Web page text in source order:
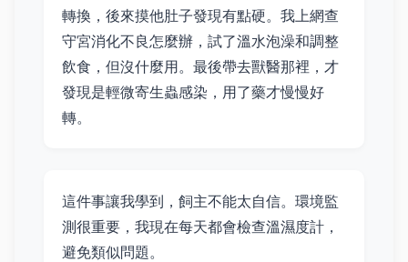
轉換，後來摸他肚子發現有點硬。我上網查
守宮消化不良怎麼辦，試了溫水泡澡和調整
飲食，但沒什麼用。最後帶去獸醫那裡，才
發現是輕微寄生蟲感染，用了藥才慢慢好
轉。
這件事讓我學到，飼主不能太自信。環境監
測很重要，我現在每天都會檢查溫濕度計，
避免類似問題。